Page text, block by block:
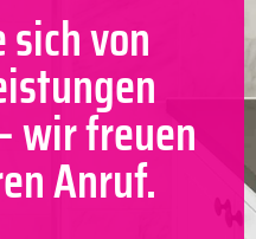
sich von
wir freuen
Anruf.